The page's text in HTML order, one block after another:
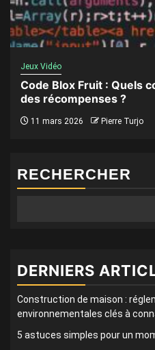
Jeux Vidéo
Code Blox Fruit : Quels
des récompenses ?
11 mars 2026 Pierre Turjo
RECHERCHER
DERNIERS
Construction de maison :
environnementales clés à
5 astuces simples pour un